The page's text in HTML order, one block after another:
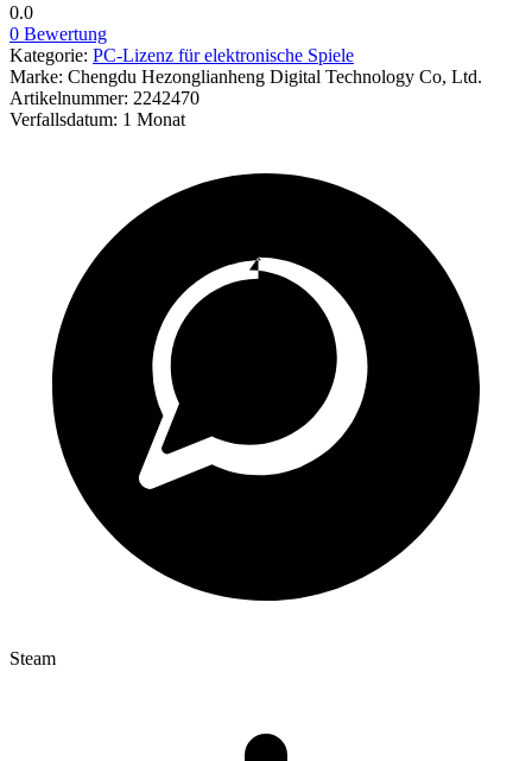
0.0
0 Bewertung
Kategorie: PC-Lizenz für elektronische Spiele
Marke: Chengdu Hezonglianheng Digital Technology Co, Ltd.
Artikelnummer: 2242470
Verfallsdatum: 1 Monat
Steam